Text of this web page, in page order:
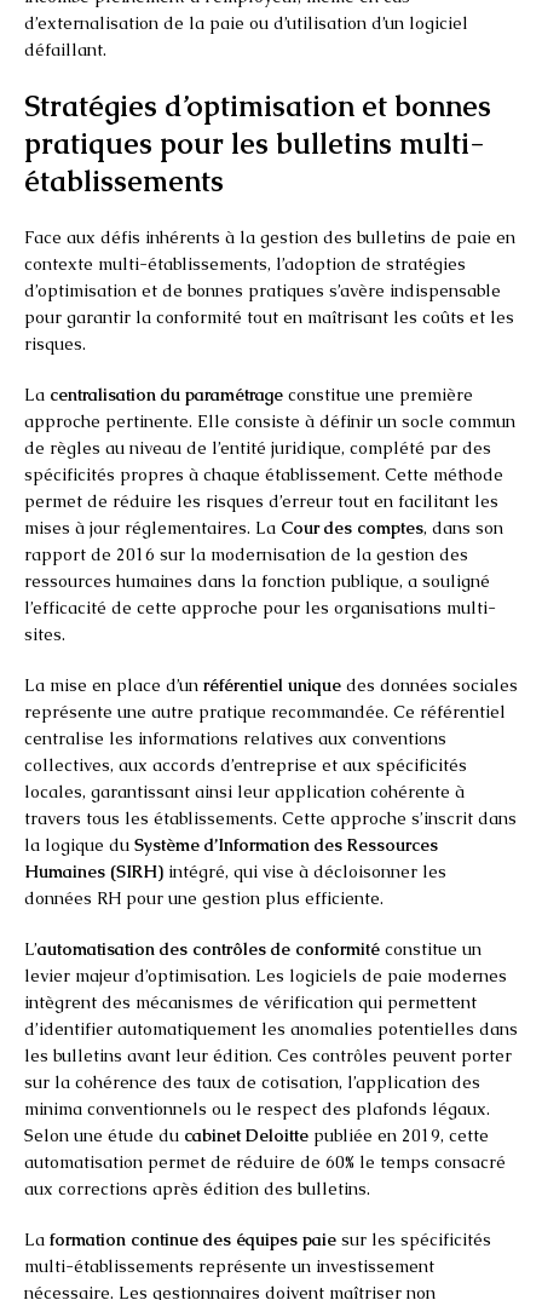
d’externalisation de la paie ou d’utilisation d’un logiciel
défaillant.
Stratégies d’optimisation et bonnes
pratiques pour les bulletins multi-
établissements
Face aux défis inhérents à la gestion des bulletins de paie en
contexte multi-établissements, l’adoption de stratégies
d’optimisation et de bonnes pratiques s’avère indispensable
pour garantir la conformité tout en maîtrisant les coûts et les
risques.
La centralisation du paramétrage constitue une première
approche pertinente. Elle consiste à définir un socle commun
de règles au niveau de l’entité juridique, complété par des
spécificités propres à chaque établissement. Cette méthode
permet de réduire les risques d’erreur tout en facilitant les
mises à jour réglementaires. La Cour des comptes, dans son
rapport de 2016 sur la modernisation de la gestion des
ressources humaines dans la fonction publique, a souligné
l’efficacité de cette approche pour les organisations multi-
sites.
La mise en place d’un référentiel unique des données sociales
représente une autre pratique recommandée. Ce référentiel
centralise les informations relatives aux conventions
collectives, aux accords d’entreprise et aux spécificités
locales, garantissant ainsi leur application cohérente à
travers tous les établissements. Cette approche s’inscrit dans
la logique du Système d’Information des Ressources
Humaines (SIRH) intégré, qui vise à décloisonner les
données RH pour une gestion plus efficiente.
L’automatisation des contrôles de conformité constitue un
levier majeur d’optimisation. Les logiciels de paie modernes
intègrent des mécanismes de vérification qui permettent
d’identifier automatiquement les anomalies potentielles dans
les bulletins avant leur édition. Ces contrôles peuvent porter
sur la cohérence des taux de cotisation, l’application des
minima conventionnels ou le respect des plafonds légaux.
Selon une étude du cabinet Deloitte publiée en 2019, cette
automatisation permet de réduire de 60% le temps consacré
aux corrections après édition des bulletins.
La formation continue des équipes paie sur les spécificités
multi-établissements représente un investissement
nécessaire. Les gestionnaires doivent maîtriser non